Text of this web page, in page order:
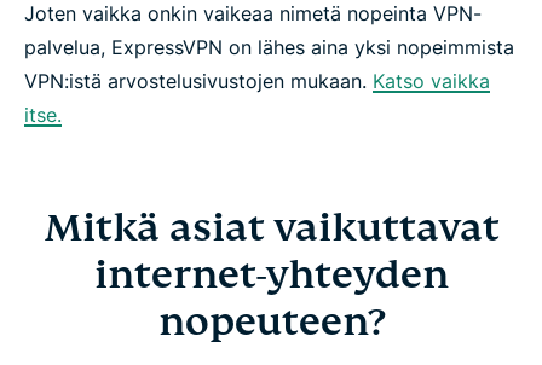
Joten vaikka onkin vaikeaa nimetä nopeinta VPN-
palvelua, ExpressVPN on lähes aina yksi nopeimmista
VPN:istä arvostelusivustojen mukaan. Katso vaikka
itse.
Mitkä asiat vaikuttavat
internet-yhteyden
nopeuteen?